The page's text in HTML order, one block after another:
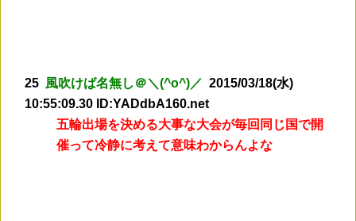
25 風吹けば名無し＠＼(^o^)／ 2015/03/18(水)
10:55:09.30 ID:YADdbA160.net
五輪出場を決める大事な大会が毎回同じ国で開
催って冷静に考えて意味わからんよな